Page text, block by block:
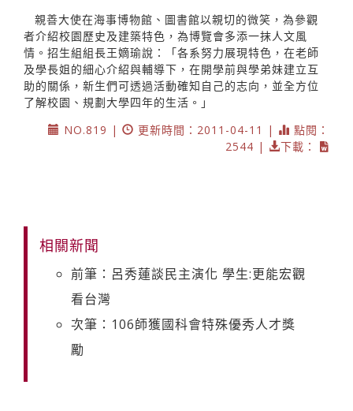
親善大使在海事博物館、圖書館以親切的微笑，為參觀
者介紹校園歷史及建築特色，為博覽會多添一抹人文風
情。招生組組長王嫡瑜說：「各系努力展現特色，在老師
及學長姐的細心介紹與輔導下，在開學前與學弟妹建立互
助的關係，新生們可透過活動確知自己的志向，並全方位
了解校園、規劃大學四年的生活。」
NO.819 |
更新時間：2011-04-11 |
點閱：
2544 |
下載：
相關新聞
前筆：呂秀蓮談民主演化 學生:更能宏觀
看台灣
次筆：106師獲國科會特殊優秀人才獎
勵